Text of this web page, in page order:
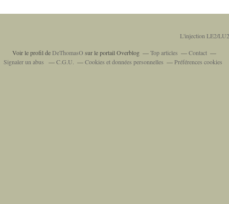
L'injection LE2/
Voir le profil de DeThomasO sur le portail Overblog Top articles
Contact
Signaler un abus
C.G.U. Cookies et données personnelles Préférences cookies